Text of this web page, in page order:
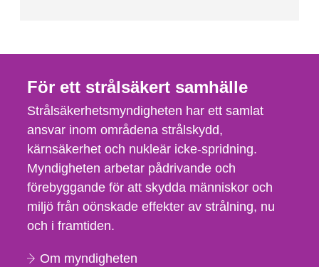
För ett strålsäkert samhälle
Strålsäkerhetsmyndigheten har ett samlat
ansvar inom områdena strålskydd,
kärnsäkerhet och nukleär icke-spridning.
Myndigheten arbetar pådrivande och
förebyggande för att skydda människor och
miljö från oönskade effekter av strålning, nu
och i framtiden.
Om myndigheten